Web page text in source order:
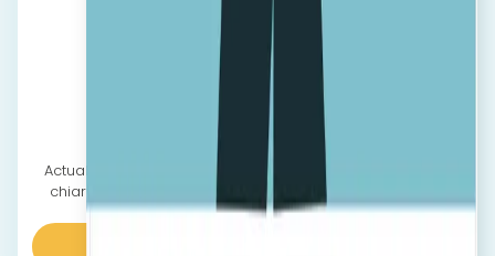
LOGISTICĂ
Actualizări în timp real și documente ușor de descărcat,
chiar și pe teren, pentru o comunicare transparentă și
accesibilă.